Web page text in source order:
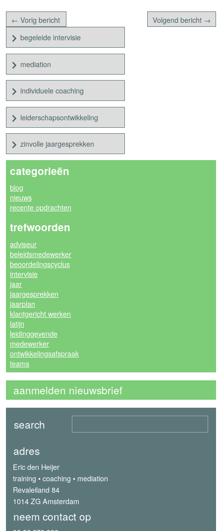
← Vorig bericht
Volgend bericht →
begeleide intervisie
mediation
individuele coaching
leiderschapsontwikkeling
zinvolle jaargesprekken
categorieën
blog
nieuws
recente opdrachten
trefwoorden
adviseur
beleidsmedewerker
beoordelingscyclus
intervisie
jaar
jaargesprekken
jaarplan
klantgericht werken
latijn
leidinggevende
medewerker
ontwikkelingsafspraak
teams
aanmelden nieuwsbrief
adres
Eric den Heijer
training • coaching • mediation
Revaleiland 84
1014 ZG Amsterdam
neem contact op